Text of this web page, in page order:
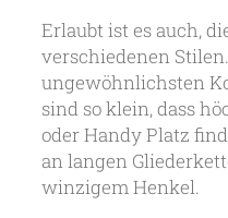
Erlaubt ist es auch,
verschiedenen
ungewöhnlichsten
sind so klein, dass
oder Handy Platz
an langen
winzigem Henkel.